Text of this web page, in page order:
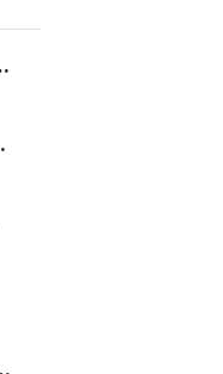
3/4", Xge65K.
PD